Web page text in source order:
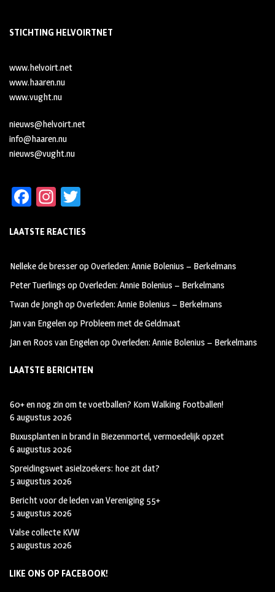
STICHTING HELVOIRTNET
www.helvoirt.net
www.haaren.nu
www.vught.nu
nieuws@helvoirt.net
info@haaren.nu
nieuws@vught.nu
Fa
b
oo
k
In
ag
m
tt
LAATSTE REACTIES
Nelleke de bresseropOverleden: Annie Bolenius – Berkelmans
Peter Tuerlings opOverleden: Annie Bolenius – Berkelmans
Twan de JonghopOverleden: Annie Bolenius – Berkelmans
Jan van Engelenop Probleem met de Geldmaat
Jan en Roos van EngelenopOverleden: Annie Bolenius – Berkelmans
LAATSTE BERICHTEN
60+ en nog zin om te voetballen? Kom Walking Footballen!
6 augustus 2026
Buxusplanten in brand in Biezenmortel, vermoedelijk opzet
6 augustus 2026
Spreidingswet asielzoekers: hoe zit dat?
5 augustus 2026
Bericht voor de leden van Vereniging 55+
5 augustus 2026
Valse collecte KVW
5 augustus 2026
LIKE ONS OP FACEBOOK!